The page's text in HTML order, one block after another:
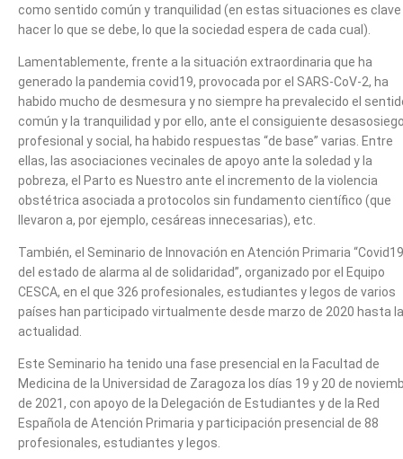
como sentido común y tranquilidad (en estas situaciones es clave
hacer lo que se debe, lo que la sociedad espera de cada cual).
Lamentablemente, frente a la situación extraordinaria que ha
generado la pandemia covid19, provocada por el SARS-CoV-2, ha
habido mucho de desmesura y no siempre ha prevalecido el
común y la tranquilidad y por ello, ante el consiguiente
profesional y social, ha habido respuestas “de base” varias. Entre
ellas, las asociaciones vecinales de apoyo ante la soledad y la
pobreza, el Parto es Nuestro ante el incremento de la violencia
obstétrica asociada a protocolos sin fundamento científico (que
llevaron a, por ejemplo, cesáreas innecesarias), etc.
También, el Seminario de Innovación en Atención Primaria
del estado de alarma al de solidaridad”, organizado por el Equipo
CESCA, en el que 326 profesionales, estudiantes y legos de varios
países han participado virtualmente desde marzo de 2020 hasta la
actualidad.
Este Seminario ha tenido una fase presencial en la Facultad de
Medicina de la Universidad de Zaragoza los días 19 y 20 de
de 2021, con apoyo de la Delegación de Estudiantes y de la Red
Española de Atención Primaria y participación presencial de 88
profesionales, estudiantes y legos.